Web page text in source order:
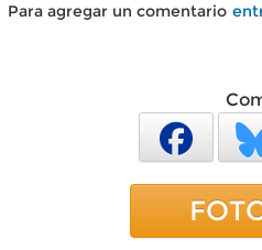
Para agregar un comentario